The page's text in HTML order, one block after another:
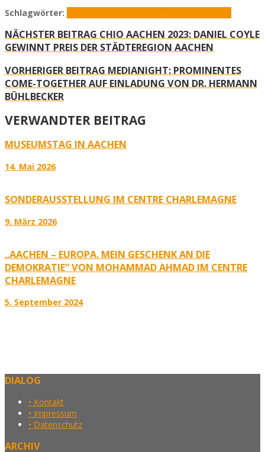
Schlagwörter:
NÄCHSTER BEITRAG CHIO AACHEN 2023: DANIEL COYLE
GEWINNT PREIS DER STÄDTEREGION AACHEN
VORHERIGER BEITRAG MEDIANIGHT: PROMINENTES
COME-TOGETHER AUF EINLADUNG VON DR. HERMANN
BÜHLBECKER
VERWANDTER BEITRAG
MUSEUMSTAG IN AACHEN
14. Mai 2026
SONDERAUSSTELLUNG IM CENTRE CHARLEMAGNE
9. März 2026
„AACHEN – EUROPA. MEIN GESCHENK AN DIE
DEMOKRATIE“ VON MOHAMMAD AHMAD IM CENTRE
CHARLEMAGNE
5. September 2024
DIALOG
• Kontakt
• Impressum
• Datenschutz
ARCHIV